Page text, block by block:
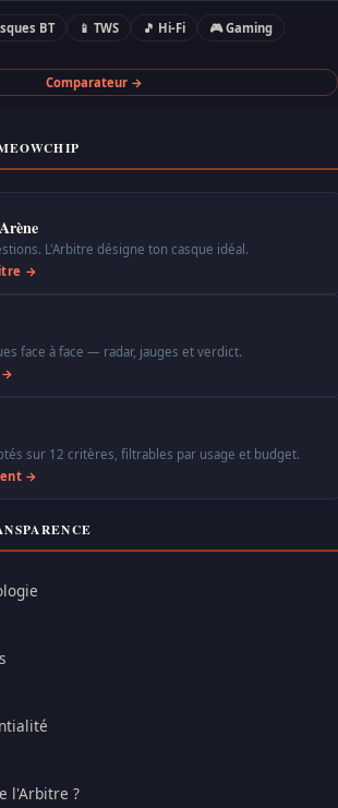
BT 📱 TWS 🎵 Hi-Fi
🎮 Gaming
Comparateur →
L'Arbitre désigne ton casque idéal.
→
face à face — radar, jauges et verdict.
→
sur 12 critères, filtrables par usage et budget.
→
l'Arbitre ?